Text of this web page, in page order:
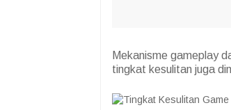
Mekanisme gameplay
tingkat kesulitan juga